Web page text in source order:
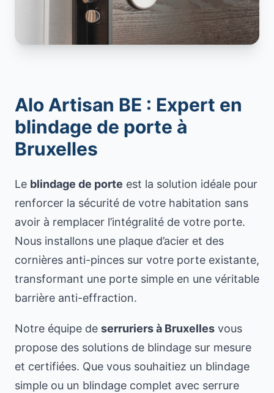
Alo Artisan BE : Expert en
blindage de porte à
Bruxelles
Le blindage de porte est la solution idéale pour
renforcer la sécurité de votre habitation sans
avoir à remplacer l’intégralité de votre porte.
Nous installons une plaque d’acier et des
cornières anti-pinces sur votre porte existante,
transformant une porte simple en une véritable
barrière anti-effraction.
Notre équipe de serruriers à Bruxelles vous
propose des solutions de blindage sur mesure
et certifiées. Que vous souhaitiez un blindage
simple ou un blindage complet avec serrure